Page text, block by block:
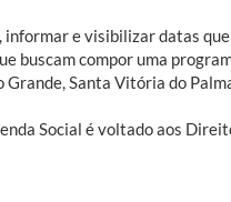
informar e visibilizar datas
buscam compor uma
Grande, Santa Vitória do
Social é voltado aos